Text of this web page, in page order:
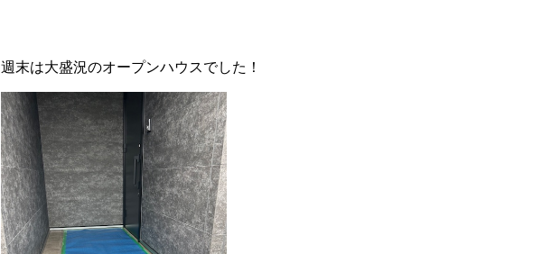
週末は大盛況のオープンハウスでした！